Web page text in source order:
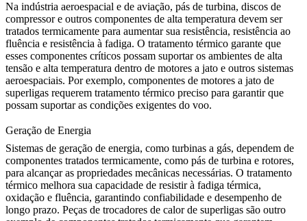
Na indústria aeroespacial e de aviação, pás de turbina, discos de
compressor e outros componentes de alta temperatura devem ser
tratados termicamente para aumentar sua resistência, resistência ao
fluência e resistência à fadiga. O tratamento térmico garante que
esses componentes críticos possam suportar os ambientes de alta
tensão e alta temperatura dentro de motores a jato e outros sistemas
aeroespaciais. Por exemplo, componentes de motores a jato de
superligas requerem tratamento térmico preciso para garantir que
possam suportar as condições exigentes do voo.
Geração de Energia
Sistemas de geração de energia, como turbinas a gás, dependem de
componentes tratados termicamente, como pás de turbina e rotores,
para alcançar as propriedades mecânicas necessárias. O tratamento
térmico melhora sua capacidade de resistir à fadiga térmica,
oxidação e fluência, garantindo confiabilidade e desempenho de
longo prazo. Peças de trocadores de calor de superligas são outro